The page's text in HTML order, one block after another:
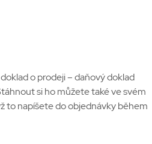
o prodeji – daňový doklad
si ho můžete také ve svém
to napíšete do objednávky během